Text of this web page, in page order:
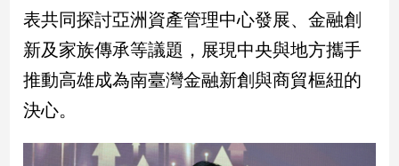
品
觀
點
民
調
會
表共同探討亞洲資產管理中心發展、金融創
新及家族傳承等議題，展現中央與地方攜手
推動高雄成為南臺灣金融新創與商貿樞紐的
決心。